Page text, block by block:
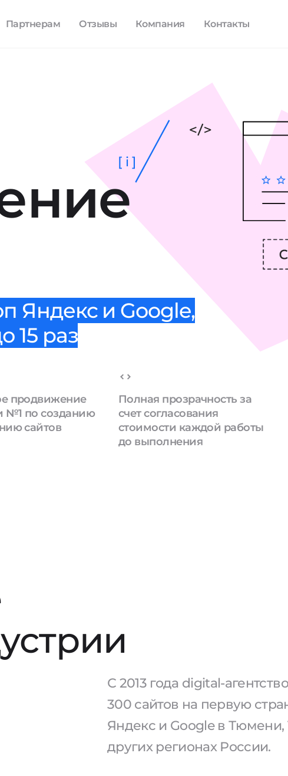
Партнерам Отзывы Компания Контакты
[ i ]
Яндекс и Google,
15 раз
продвижение
№1 по созданию
сайтов
Полная прозрачность за
счет согласования
стоимости каждой работы
до выполнения
С 2013 года digital-
300 сайтов на первую
Яндекс и Google в
других регионах России.